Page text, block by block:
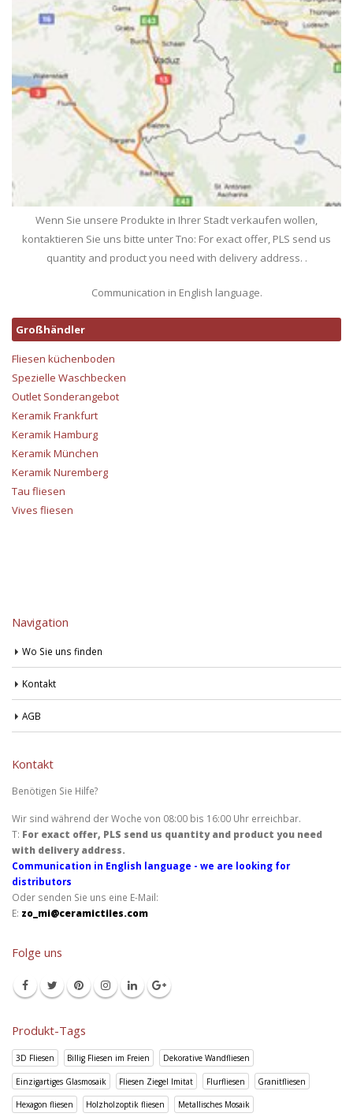
Wenn Sie unsere Produkte in Ihrer Stadt verkaufen wollen,
kontaktieren Sie uns bitte unter Tno: For exact offer, PLS send us
quantity and product you need with delivery address. .
Communication in English language.
Großhändler
Fliesen küchenboden
Spezielle Waschbecken
Outlet Sonderangebot
Keramik Frankfurt
Keramik Hamburg
Keramik München
Keramik Nuremberg
Tau fliesen
Vives fliesen
Navigation
Wo Sie uns finden
Kontakt
AGB
Kontakt
Benötigen Sie Hilfe?
Wir sind während der Woche von 08:00 bis 16:00 Uhr erreichbar.
T: For exact offer, PLS send us quantity and product you need
with delivery address.
Communication in English language - we are looking for
distributors
Oder senden Sie uns eine E-Mail:
E: zo_mi@ceramictiles.com
Folge uns
Produkt-Tags
3D Fliesen Billig Fliesen im Freien Dekorative Wandfliesen
Einzigartiges Glasmosaik Fliesen Ziegel Imitat Flurfliesen Granitfliesen
Hexagon fliesen Holzholzoptik fliesen Metallisches Mosaik